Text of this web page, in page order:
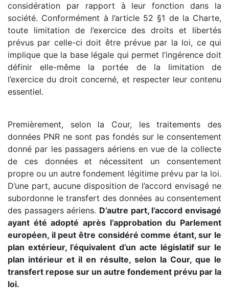
considération par rapport à leur fonction dans la
société. Conformément à l’article 52 §1 de la Charte,
toute limitation de l’exercice des droits et libertés
prévus par celle-ci doit être prévue par la loi, ce qui
implique que la base légale qui permet l’ingérence doit
définir elle-même la portée de la limitation de
l’exercice du droit concerné, et respecter leur contenu
essentiel.
Premièrement, selon la Cour, les traitements des
données PNR ne sont pas fondés sur le consentement
donné par les passagers aériens en vue de la collecte
de ces données et nécessitent un consentement
propre ou un autre fondement légitime prévu par la loi.
D’une part, aucune disposition de l’accord envisagé ne
subordonne le transfert des données au consentement
des passagers aériens. D’autre part, l’accord envisagé
ayant été adopté après l’approbation du Parlement
européen, il peut être considéré comme étant, sur le
plan extérieur, l’équivalent d’un acte législatif sur le
plan intérieur et il en résulte, selon la Cour, que le
transfert repose sur un autre fondement prévu par la
loi.